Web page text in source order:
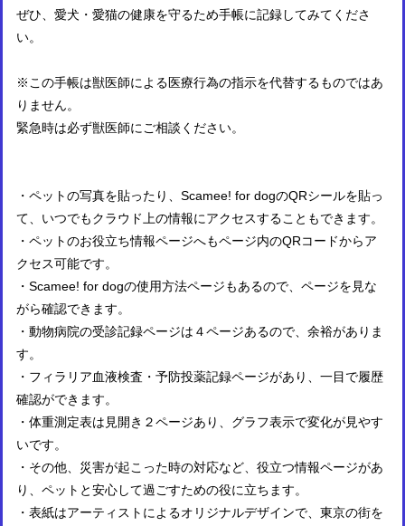
ぜひ、愛犬・愛猫の健康を守るため手帳に記録してみてくださ
い。
※この手帳は獣医師による医療行為の指示を代替するものではあ
りません。
緊急時は必ず獣医師にご相談ください。
・ペットの写真を貼ったり、Scamee! for dogのQRシールを貼っ
て、いつでもクラウド上の情報にアクセスすることもできます。
・ペットのお役立ち情報ページへもページ内のQRコードからア
クセス可能です。
・Scamee! for dogの使用方法ページもあるので、ページを見な
がら確認できます。
・動物病院の受診記録ページは４ページあるので、余裕がありま
す。
・フィラリア血液検査・予防投薬記録ページがあり、一目で履歴
確認ができます。
・体重測定表は見開き２ページあり、グラフ表示で変化が見やす
いです。
・その他、災害が起こった時の対応など、役立つ情報ページがあ
り、ペットと安心して過ごすための役に立ちます。
・表紙はアーティストによるオリジナルデザインで、東京の街を